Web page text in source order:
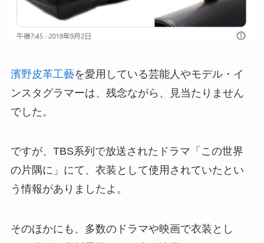
濱野皮革工藝を愛用している芸能人やモデル・イ
ンスタグラマーは、残念ながら、見当たりません
でした。
ですが、TBS系列で放送されたドラマ「この世界
の片隅に」にて、衣装として使用されていたとい
う情報がありましたよ。
そのほかにも、多数のドラマや映画で衣装とし